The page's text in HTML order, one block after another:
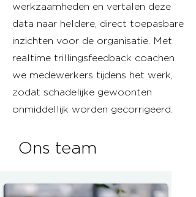
werkzaamheden en vertalen deze
data naar heldere, direct toepasbare
inzichten voor de organisatie. Met
realtime trillingsfeedback coachen
we medewerkers tijdens het werk,
zodat schadelijke gewoonten
onmiddellijk worden gecorrigeerd.
Ons team